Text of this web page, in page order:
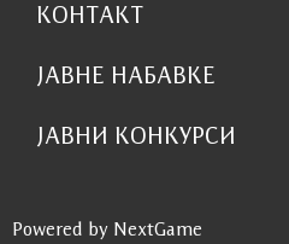
КОНТАКТ
ЈАВНЕ НАБАВКЕ
ЈАВНИ КОНКУРСИ
Powered by NextGame